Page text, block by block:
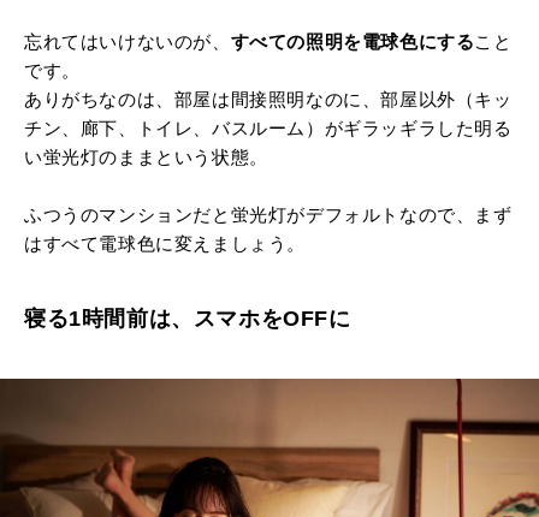
忘れてはいけないのが、 すべての照明を電球色にすること
です。
ありがちなのは、部屋は間接照明なのに、部屋以外（キッ
チン、廊下、トイレ、バスルーム）がギラッギラした明る
い蛍光灯のままという状態。
ふつうのマンションだと蛍光灯がデフォルトなので、まず
はすべて電球色に変えましょう。
寝る1時間前は、スマホをOFFに